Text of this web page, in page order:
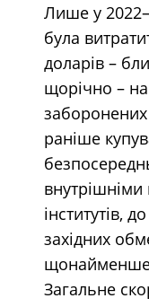
Лише у
була
доларів –
щорічно – на
заборонених
раніше
інститутів,
західних
щонайменше
Загальне